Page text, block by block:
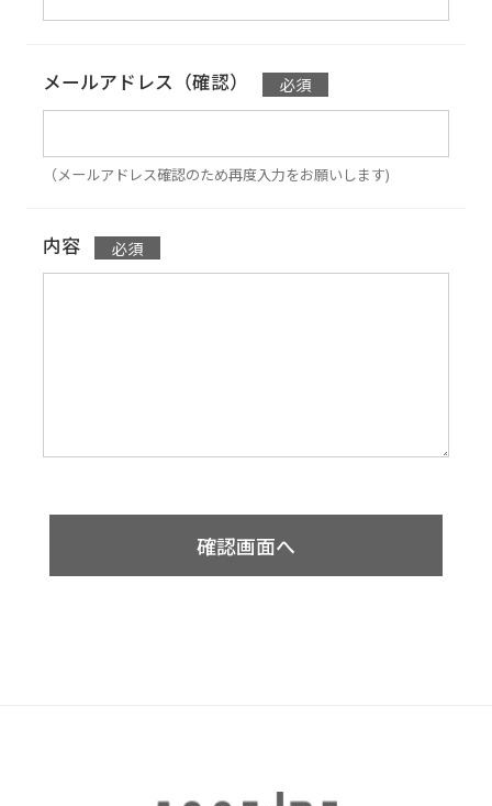
メールアドレス（確認）
（メールアドレス確認のため再度入力をお願いします)
内容